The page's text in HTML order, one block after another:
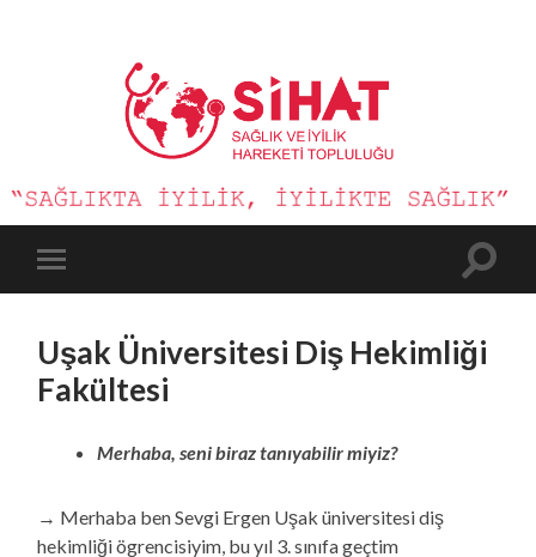
Sağlık
ve
İyilik
mobile
Toggle
Uşak Üniversitesi Diş Hekimliği
Fakültesi
Merhaba, seni biraz tanıyabilir miyiz?
→ Merhaba ben Sevgi Ergen Uşak üniversitesi diş
hekimliği ögrencisiyim, bu yıl 3. sınıfa geçtim